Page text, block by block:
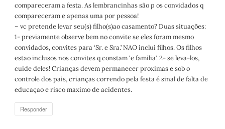
compareceram a festa. As lembrancinhas são p os convidados q
compareceram e apenas uma por pessoa!
– vc pretende levar seu(s) filho(s)ao casamento? Duas situações:
1- previamente observe bem no convite se eles foram mesmo
convidados, convites para ‘Sr. e Sra.’ NAO inclui filhos. Os filhos
estao inclusos nos convites q constam ‘e familia’. 2- se leva-los,
cuide deles! Crianças devem permanecer proximas e sob o
controle dos pais, crianças correndo pela festa é sinal de falta de
educaçao e risco maximo de acidentes.
Responder